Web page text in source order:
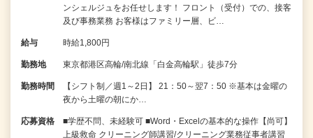
ンシェルジュをお任せします！ フロント（受付）での、接客
及び事務業務 お客様はファミリー層、ビ…
給与 時給1,800円
勤務地 東京都港区高輪/南北線「白金高輪駅」徒歩7分
勤務時間
【シフト制／週1～2日】 21：50～翌7：50 ※基本は金曜の
夜から土曜の朝にか…
応募資格
■学歴不問、未経験可 ■Word・Excelの基本的な操作【尚可】
上級救命 クリーニング師講習/クリーニング業務従事者講習